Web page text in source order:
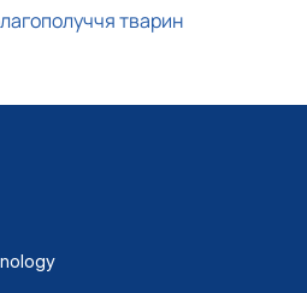
тварин